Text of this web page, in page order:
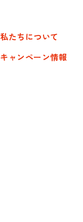
私たちについて
キャンペーン情報